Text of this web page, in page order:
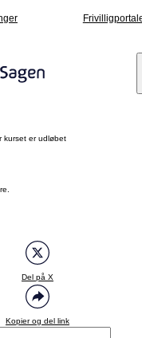
kurset er udløbet
Del på X
Kopier og del link